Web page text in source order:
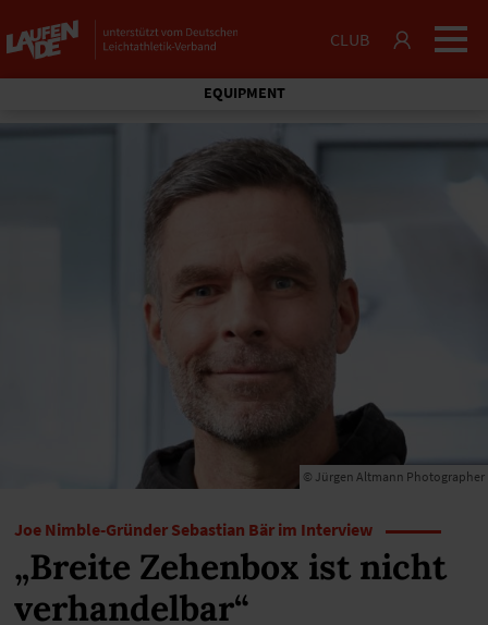
CLUB
EQUIPMENT
© Jürgen Altmann Photographer
Joe Nimble-Gründer Sebastian Bär im Interview
„Breite Zehenbox ist nicht
verhandelbar“